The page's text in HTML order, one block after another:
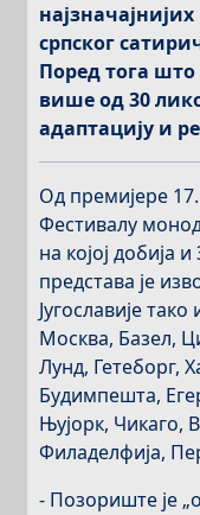
српског
Поред тога што
више од 30
адаптацију и
Од премијере
Фестивалу
на којој добија
представа је
Југославије
Москва, Базел,
Лунд, Гетеборг,
Будимпешта,
Њујорк, Чикаго,
Филаделфија,
- Позориште је